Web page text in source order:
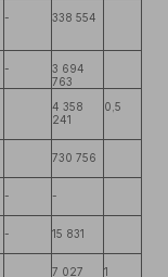
- 338 554
-
3 694
763
4 358
241
0,5
730 756
- -
- 15 831
7 027
1